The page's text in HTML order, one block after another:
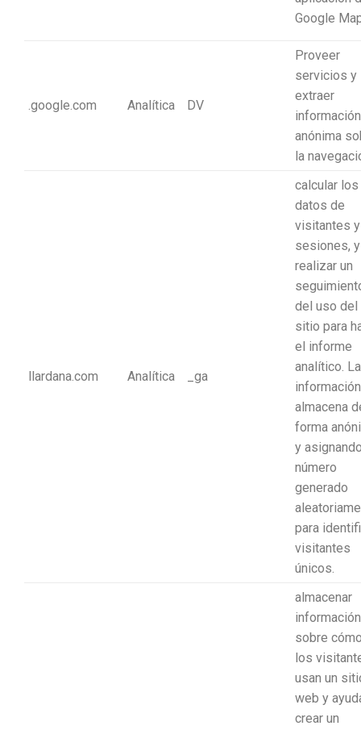
Google
.google.com Analítica DV
Proveer
servicios y
extraer
información
anónima
la
llardana.com Analítica _ga
calcular los
datos de
visitantes y
sesiones, y
realizar un
del uso del
sitio para
el informe
analítico. La
almacena
forma
y
número
generado
para
visitantes
únicos.
almacenar
información
sobre
los
usan un
web y
crear un